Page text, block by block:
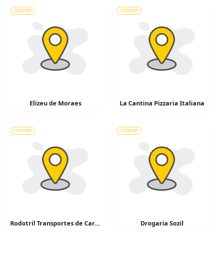
COMPANY
Elizeu de Moraes
COMPANY
La Cantina Pizzaria Italiana
COMPANY
Rodotril Transportes de Cargas
COMPANY
Drogaria Sozil